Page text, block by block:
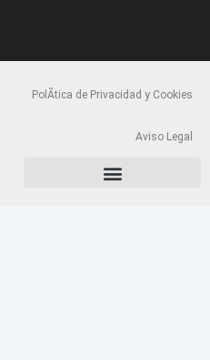
PolÃ­tica de Privacidad y Cookies
Aviso Legal